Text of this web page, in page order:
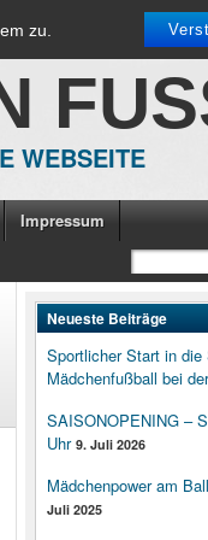
zu.
WEBSEITE
Impressum
Neueste Beiträge
Sportlicher Start in
Mädchenfußball bei
SAISONOPENING –
Uhr 9. Juli 2026
Mädchenpower am
Juli 2025